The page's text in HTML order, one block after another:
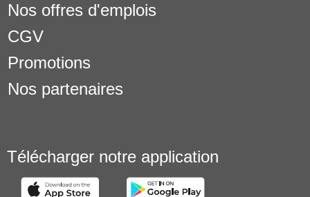
Nos offres d'emplois
CGV
Promotions
Nos partenaires
Télécharger notre application